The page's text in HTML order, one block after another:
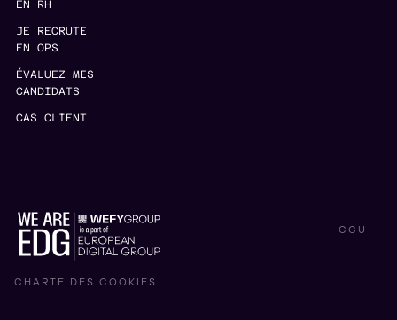
EN RH
JE RECRUTE
EN OPS
ÉVALUEZ MES
CANDIDATS
CAS CLIENT
CHARTE DES COOKIES
CGU